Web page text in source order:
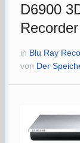
D6900
Recorder
in Blu Ray
von Der